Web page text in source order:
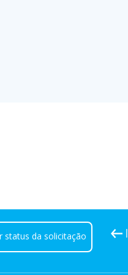
status da solicitação